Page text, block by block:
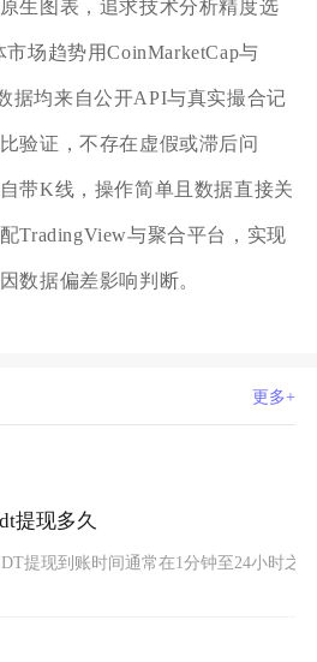
生图表，追求技术分析精度选
场趋势用CoinMarketCap与
据均来自公开API与真实撮合记
验证，不存在虚假或滞后问
带K线，操作简单且数据直接关
TradingView与聚合平台，实现
数据偏差影响判断。
更多+
提现多久
提现到账时间通常在1分钟至24小时之